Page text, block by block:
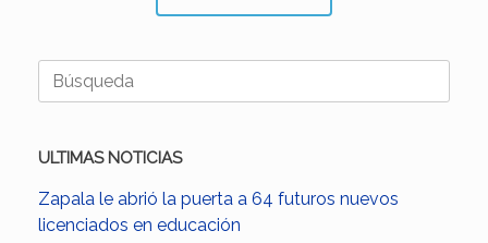
Buscar:
ULTIMAS NOTICIAS
Zapala le abrió la puerta a 64 futuros nuevos
licenciados en educación